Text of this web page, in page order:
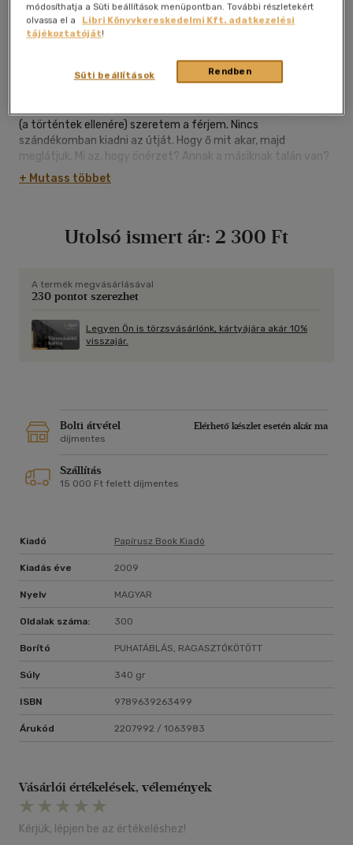
Papírusz Book Kiadó|2009|magyar nyelvű|puhatáblás,
ragasztókötött|
...Az ölelkezés után jó volt a megnyugvás. Majdnem
(a történtek ellenére) szeretem a férjem. Nincs
szándékomban kiadni az útját. Hogy ő mit akar, majd
meglátjuk. Mi az, hogy önérzet? Annak a másiknak talán van?
Ő aztán tényleg úgy ment bele a dolgokba, hogy kezdettől
osztozott velem, hisz tudta, hogy létezem. Én viszont addig
megcsalást? Hogy az nemcsak "egyéni sérelem" - mint az
+ Mutass többet
Utolsó ismert ár: 2 300 Ft
A termék megvásárlásával
230 pontot szerezhet
Legyen Ön is törzsvásárlónk, kártyájára akár 10%
visszajár.
Bolti átvétel
Elérhető készlet esetén akár ma
díjmentes
Szállítás
15 000 Ft felett díjmentes
Kiadó Papírusz Book Kiadó
Kiadás éve 2009
Nyelv MAGYAR
Oldalak száma: 300
Borító PUHATÁBLÁS, RAGASZTÓKÖTÖTT
Súly 340 gr
ISBN 9789639263499
Árukód 2207992 / 1063983
Vásárlói értékelések, vélemények
Kérjük, lépjen be az értékeléshez!
módosíthatja a Süti beállítások menüpontban. További részletekért
olvassa el a
Libri Könyvkereskedelmi Kft. adatkezelési
tájékoztatóját!
Rendben
Süti beállítások